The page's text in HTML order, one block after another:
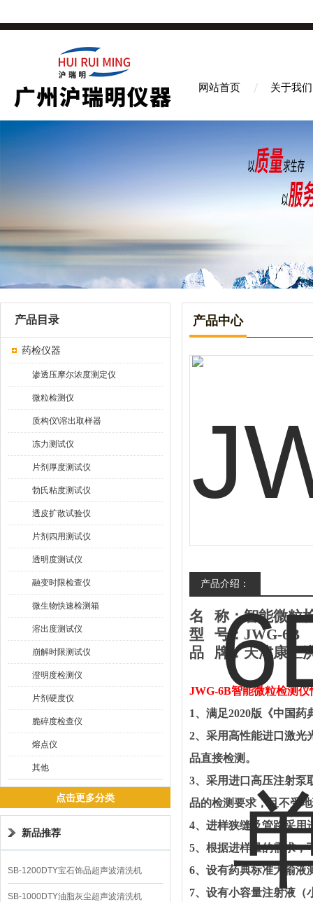
网站首页 关于我们
产品目录
药检仪器
渗透压摩尔浓度测定仪
微粒检测仪
质构仪\溶出取样器
冻力测试仪
片剂厚度测试仪
勃氏粘度测试仪
透皮扩散试验仪
片剂四用测试仪
透明度测试仪
融变时限检查仪
微生物快速检测箱
溶出度测试仪
崩解时限测试仪
澄明度检测仪
片剂硬度仪
脆碎度检查仪
熔点仪
其他
点击更多分类
新品推荐
SB-1200DTY宝石饰品超声波清洗机
SB-1000DTY油脂灰尘超声波清洗机
产品中心
产品介绍：
名 称：智能微粒
型
号： JWG-6B
品
牌：天津康汇
JWG-6B智能微粒检测仪
1、满足2020版《中国药
2、采用高性能进口激光
品直接检测。
3、采用进口高压注射泵
品的检测要求，且不受
4、进样狭缝及管路采用
5、根据进样量的需求，
6、设有药典标准大输液
7、设有小容量注射液（